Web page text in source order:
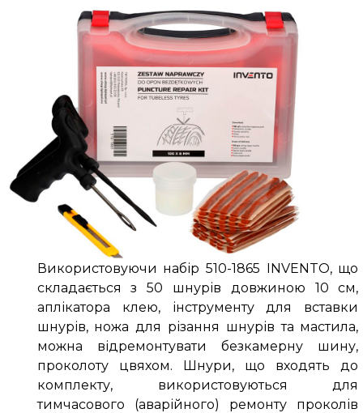
Використовуючи набір 510-1865 INVENTO, що
складається з 50 шнурів довжиною 10 см,
аплікатора клею, інструменту для вставки
шнурів, ножа для різання шнурів та мастила,
можна відремонтувати безкамерну шину,
проколоту цвяхом. Шнури, що входять до
комплекту, використовуються для
тимчасового (аварійного) ремонту проколів